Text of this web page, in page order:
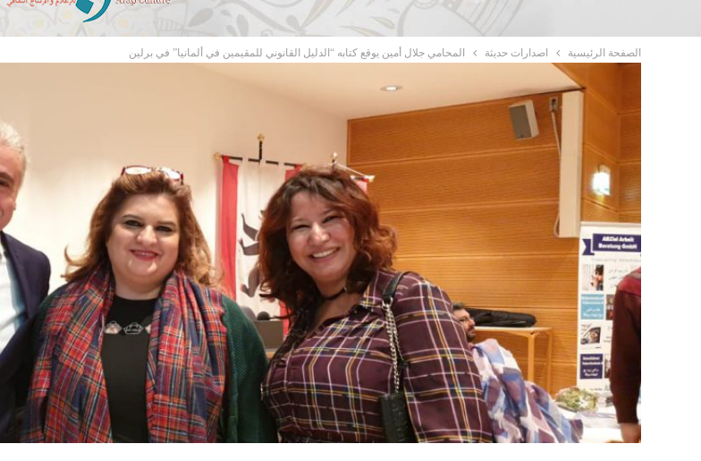
الصفحة الرئيسية اصدارات حديثة المحامي جلال أمين يوقع كتابه “الدليل القانوني للمقيمين في ألمانيا” في برلين